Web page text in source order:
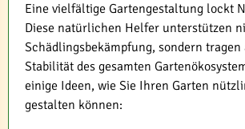
Eine vielfältige Gartengestaltung lockt
Diese natürlichen Helfer unterstützen
Schädlingsbekämpfung, sondern
Stabilität des gesamten
einige Ideen, wie Sie Ihren Garten
gestalten können: